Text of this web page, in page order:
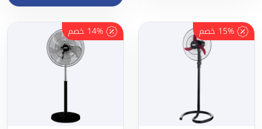
15% خصم 14% خصم